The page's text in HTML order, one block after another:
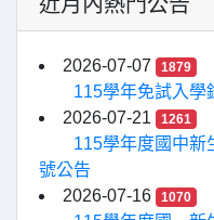
2026-07-07 1879
115學年免試入學
2026-07-21
1261
115學年度國中新
號公告
2026-07-16
1070